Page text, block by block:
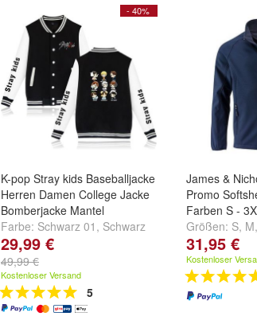
- 40%
K-pop Stray kids Baseballjacke
Herren Damen College Jacke
Bomberjacke Mantel
Farbe: Schwarz 01 , Schwarz
02, Schwarz 03
29,99 €
49,99 €
Kostenloser Versand
5
James &
Promo
Farben S -
Größen: S, M,
31,95 €
Kostenloser